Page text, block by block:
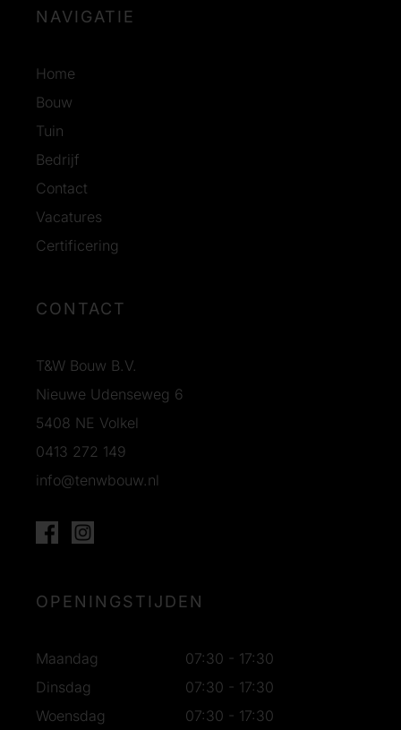
NAVIGATIE
Home
Bouw
Tuin
Bedrijf
Contact
Vacatures
Certificering
CONTACT
T&W Bouw B.V.
Nieuwe Udenseweg 6
5408 NE Volkel
0413 272 149
info@tenwbouw.nl
OPENINGSTIJDEN
Maandag
07:30 - 17:30
Dinsdag
07:30 - 17:30
Woensdag
07:30 - 17:30